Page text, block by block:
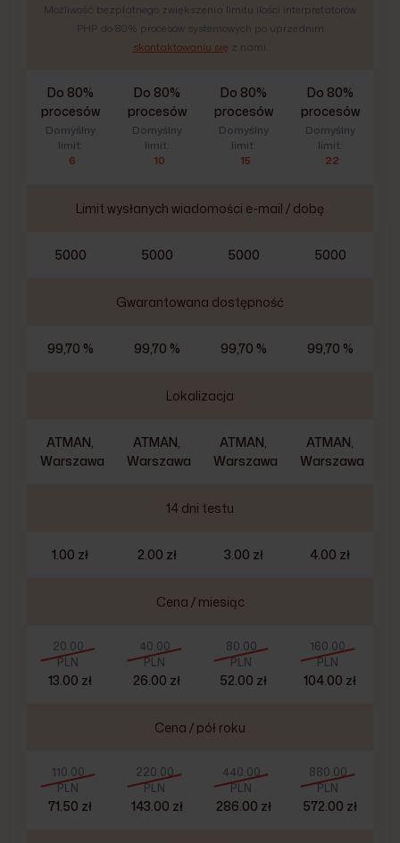
Możliwość bezpłatnego zwiększenia limitu ilości interpretatorów
PHP do 80% procesów systemowych po uprzednim
skontaktowaniu się z nami.
Do 80%
procesów
Domyślny
limit:
6
Do 80%
procesów
Domyślny
limit:
10
Do 80%
procesów
Domyślny
limit:
15
Do 80%
procesów
Domyślny
limit:
22
Limit wysłanych wiadomości e-mail / dobę
5000 5000 5000 5000
Gwarantowana dostępność
99,70 % 99,70 % 99,70 % 99,70 %
Lokalizacja
ATMAN,
Warszawa
ATMAN,
Warszawa
ATMAN,
Warszawa
ATMAN,
Warszawa
14 dni testu
1.00 zł 2.00 zł 3.00 zł 4.00 zł
Cena / miesiąc
20.00
PLN
13.00 zł
40.00
PLN
26.00 zł
80.00
PLN
52.00 zł
160.00
PLN
104.00 zł
Cena / pół roku
110.00
PLN
71.50 zł
220.00
PLN
143.00 zł
440.00
PLN
286.00 zł
880.00
PLN
572.00 zł